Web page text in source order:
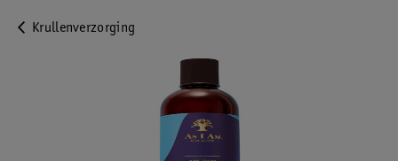
Krullenverzorging